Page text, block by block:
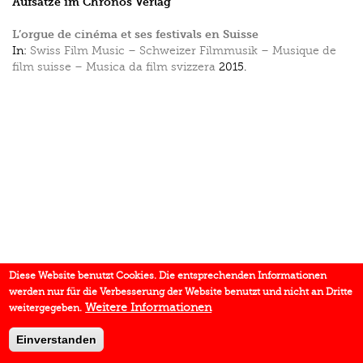
L’orgue de cinéma et ses festivals en Suisse
In: Swiss Film Music – Schweizer Filmmusik – Musique de
film suisse – Musica da film svizzera 2015.
Diese Website benutzt Cookies. Die entsprechenden Informationen
werden nur für die Verbesserung der Website benutzt und nicht an Dritte
weitergegeben. Weitere Informationen
Einverstanden